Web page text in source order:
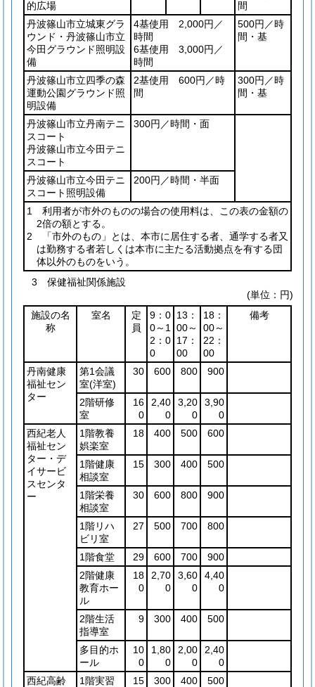
的広場
間
丹波篠山市立城東グラ
ウンド・丹波篠山市立
今田グラウンド照明設
備
4基使用 2,000円／
時間
6基使用 3,000円／
時間
500円／時
間・基
丹波篠山市立四季の森
運動公園グラウンド照
明設備
2基使用 600円／時
間
300円／時
間・基
丹波篠山市立丹南テニ
スコート
丹波篠山市立今田テニ
スコート
300円／時間・面
丹波篠山市立今田テニ
スコート照明設備
200円／時間・半面
1 利用者が市外のものの場合の使用料は、この表の金額の
2倍の額とする。
2 「市外のもの」とは、本市に居住する者、通学する者又
は勤務する者若しくは本市に主たる活動拠点を有する団
体以外のものをいう。
3 保健福祉関係施設
(単位：円)
施設の名
称
室名
定
員
9：0
0～1
2：0
0
13：
00～
17：
00
18：
00～
22：
00
備考
丹南健康
福祉セン
ター
第1会議
室(洋室)
30 600 800 900
2階研修
室
16
0
2,40
0
3,20
0
3,90
0
西紀老人
福祉セン
ター・デ
イサービ
スセンタ
ー
1階教養
娯楽室
18 400 500 600
1階健康
相談室
15 300 400 500
1階栄養
相談室
30 600 800 900
1階リハ
ビリ室
27 500 700 800
1階食堂 29 600 700
900
2階健康
教育ホー
ル
18
0
2,70
0
3,60
0
4,40
0
2階生活
指導室
9 300 400 500
多目的ホ
ール
10
0
1,80
0
2,00
0
2,40
0
西紀高齢
1階実習
15 300 400 500